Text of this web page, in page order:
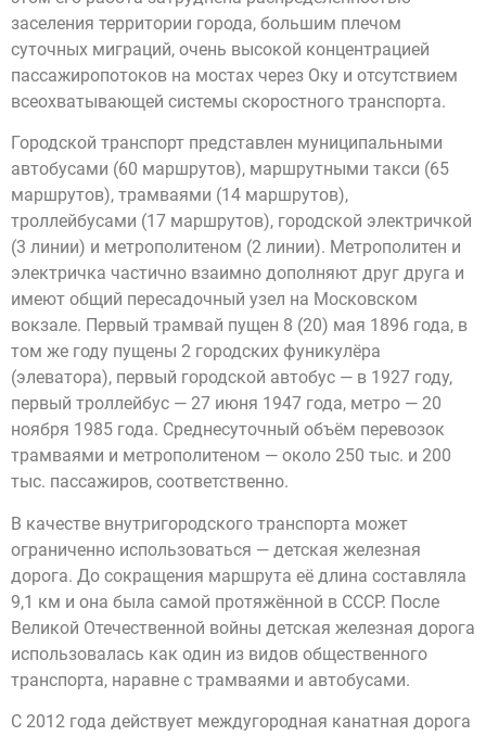
заселения территории города, большим плечом
суточных миграций, очень высокой концентрацией
пассажиропотоков на мостах через Оку и отсутствием
всеохватывающей системы скоростного транспорта.
Городской транспорт представлен муниципальными
автобусами (60 маршрутов), маршрутными такси (65
маршрутов), трамваями (14 маршрутов),
троллейбусами (17 маршрутов), городской электричкой
(3 линии) и метрополитеном (2 линии). Метрополитен и
электричка частично взаимно дополняют друг друга и
имеют общий пересадочный узел на Московском
вокзале. Первый трамвай пущен 8 (20) мая 1896 года, в
том же году пущены 2 городских фуникулёра
(элеватора), первый городской автобус — в 1927 году,
первый троллейбус — 27 июня 1947 года, метро — 20
ноября 1985 года. Среднесуточный объём перевозок
трамваями и метрополитеном — около 250 тыс. и 200
тыс. пассажиров, соответственно.
В качестве внутригородского транспорта может
ограниченно использоваться — детская железная
дорога. До сокращения маршрута её длина составляла
9,1 км и она была самой протяжённой в СССР. После
Великой Отечественной войны детская железная дорога
использовалась как один из видов общественного
транспорта, наравне с трамваями и автобусами.
С 2012 года действует междугородная канатная дорога